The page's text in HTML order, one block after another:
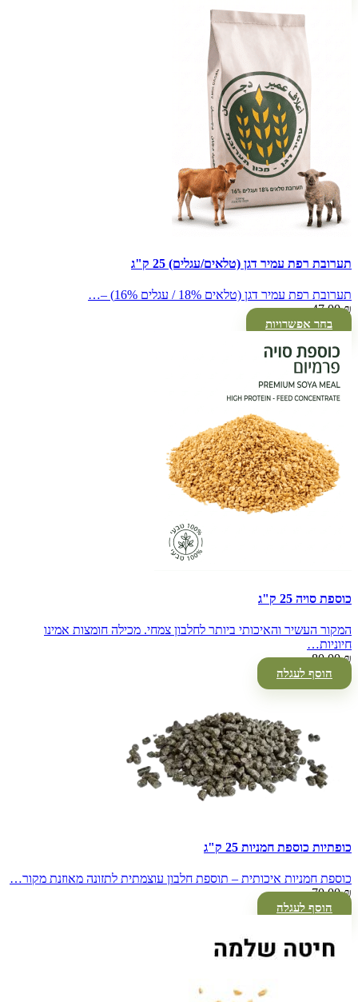
תערובת רפת עמיר דגן (טלאים/עגלים) 25 ק"ג
תערובת רפת עמיר דגן (טלאים 18% / עגלים 16%) –…
47.00₪
בחר אפשרויות
כוספת סויה 25 ק"ג
המקור העשיר והאיכותי ביותר לחלבון צמחי. מכילה חומצות אמינו
חיוניות…
80.00₪
הוסף לעגלה
כופתיות כוספת חמניות 25 ק"ג
כוספת חמניות איכותית – תוספת חלבון עוצמתית לתזונה מאוזנת מקור…
70.00₪
הוסף לעגלה